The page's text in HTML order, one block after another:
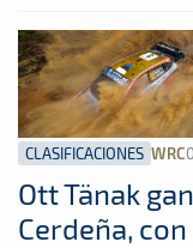
CLASIFICACIONES WRC
Ott Tänak
Cerdeña,